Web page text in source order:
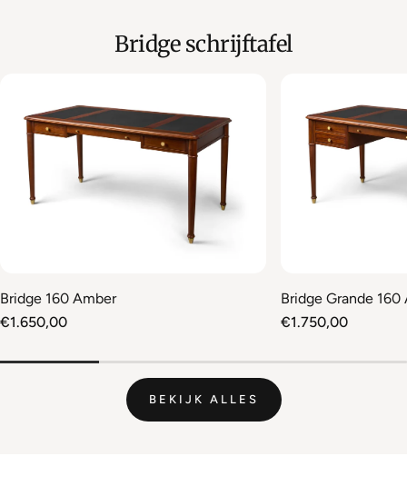
Bridge schrijftafel
Bridge 160 Amber
Normale
€1.650,00
Bridge Grande 160
Normale
€1.750,00
BEKIJK ALLES